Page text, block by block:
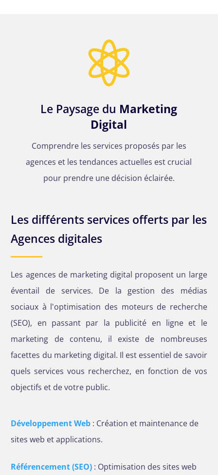

Le Paysage du Marketing
Digital
Comprendre les services proposés par les
agences et les tendances actuelles est crucial
pour prendre une décision éclairée.
Les différents services offerts par les
Agences digitales
Les agences de marketing digital proposent un large
éventail de services. De la gestion des médias
sociaux à l'optimisation des moteurs de recherche
(SEO), en passant par la publicité en ligne et le
marketing de contenu, il existe de nombreuses
facettes du marketing digital. Il est essentiel de savoir
quels services vous recherchez, en fonction de vos
objectifs et de votre public.
Développement Web : Création et maintenance de
sites web et applications.
Référencement (SEO) : Optimisation des sites web